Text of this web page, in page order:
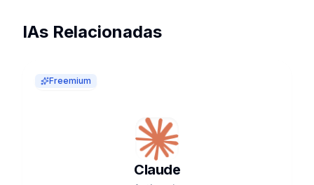
IAs Relacionadas
Freemium
Claude